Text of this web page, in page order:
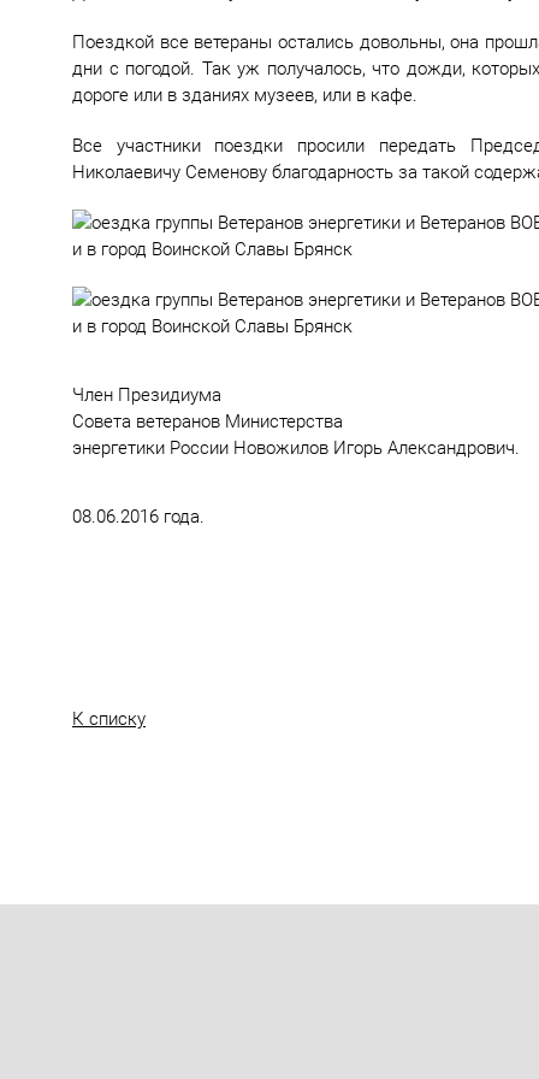
Поездкой все ветераны остались довольны, она
дни с погодой. Так уж получалось, что дожди,
дороге или в зданиях музеев, или в кафе.
Все участники поездки просили передать
Николаевичу Семенову благодарность за такой
Член Президиума
Совета ветеранов Министерства
энергетики России Новожилов Игорь Александрович.
08.06.2016 года.
К списку